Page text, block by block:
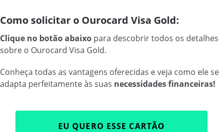
Como solicitar o Ourocard Visa Gold:
Clique no botão abaixo para descobrir todos os detalhes
sobre o Ourocard Visa Gold.
Conheça todas as vantagens oferecidas e veja como ele se
adapta perfeitamente às suas necessidades financeiras!
EU QUERO ESSE CARTÃO